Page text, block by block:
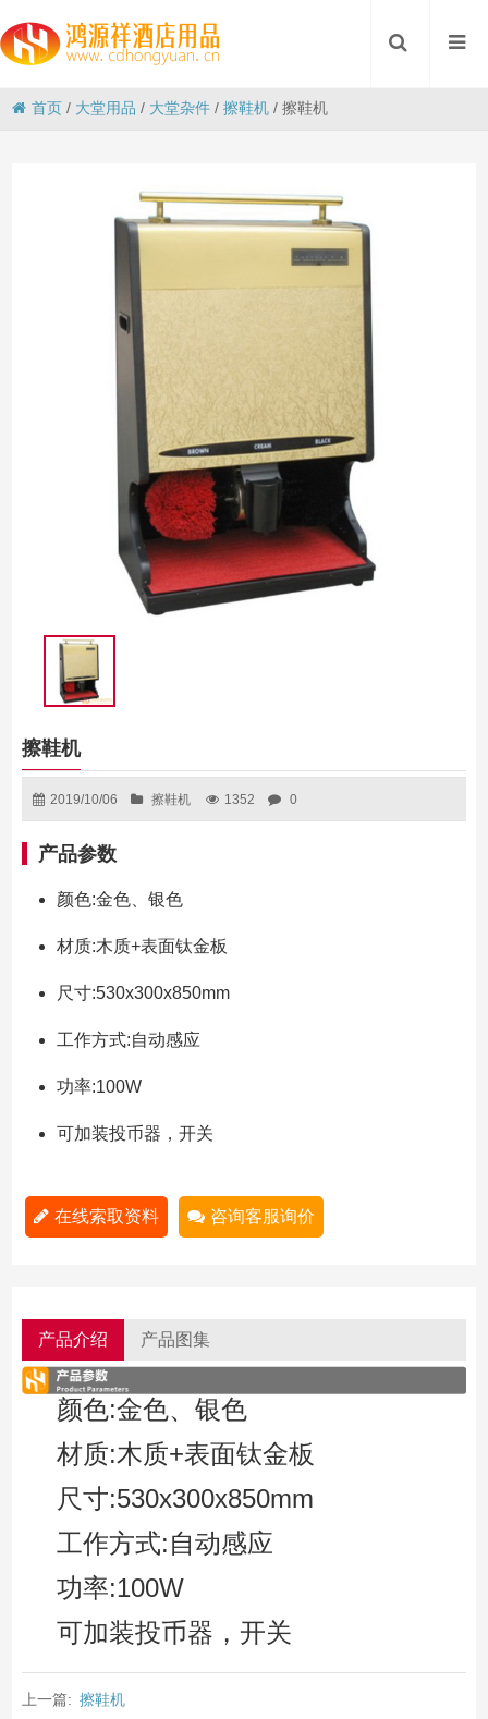
首页 / 大堂用品 / 大堂杂件 /擦鞋机 /擦鞋机
擦鞋机
2019/10/06 擦鞋机 1352 0
产品参数
颜色:金色、银色
材质:木质+表面钛金板
尺寸:530x300x850mm
工作方式:自动感应
功率:100W
可加装投币器，开关
在线索取资料 咨询客服询价
产品介绍 产品图集
颜色:金色、银色
材质:木质+表面钛金板
尺寸:530x300x850mm
工作方式:自动感应
功率:100W
可加装投币器，开关
上一篇: 擦鞋机